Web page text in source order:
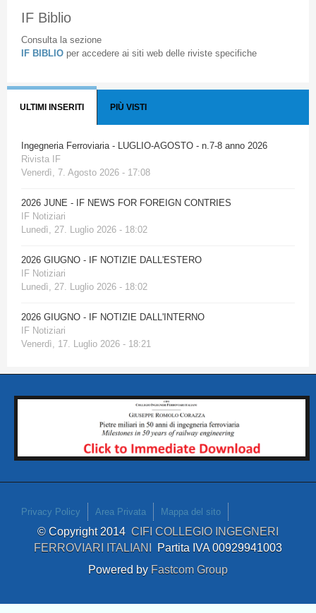
IF Biblio
Consulta la sezione
IF BIBLIO per accedere ai siti web delle riviste specifiche
ULTIMI INSERITI PIÙ VISTI
Ingegneria Ferroviaria - LUGLIO-AGOSTO - n.7-8 anno 2026
Rivista IF
Venerdì, 7. Agosto 2026 - 17:08
2026 JUNE - IF NEWS FOR FOREIGN CONTRIES
IF Notiziari
Lunedì, 27. Luglio 2026 - 18:02
2026 GIUGNO - IF NOTIZIE DALL'ESTERO
IF Notiziari
Lunedì, 27. Luglio 2026 - 18:02
2026 GIUGNO - IF NOTIZIE DALL'INTERNO
IF Notiziari
Venerdì, 17. Luglio 2026 - 18:21
Privacy Policy Area Privata Mappa del sito
© Copyright 2014 CIFI COLLEGIO INGEGNERI
FERROVIARI ITALIANI Partita IVA 00929941003
Powered by Fastcom Group